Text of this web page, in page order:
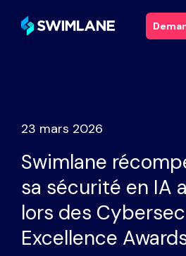
Solutions
Produits
Services
Ressources
23 mars 2026
Swimlane
sa sécurité en IA
lors des
Excellence